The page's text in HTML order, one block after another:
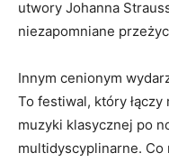
utwory Johanna
niezapomniane​
Innym cenionym
To festiwal, który
muzyki klasycznej po‍
multidyscyplinarne.